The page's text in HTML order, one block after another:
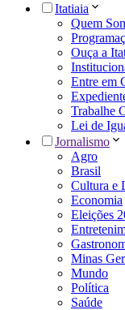
Itatiaia
Quem
Ouça a
Entre em
Trabalhe
Lei de
Jornalismo
Agro
Brasil
Cultura e
Economia
Eleições
Minas
Mundo
Política
Saúde